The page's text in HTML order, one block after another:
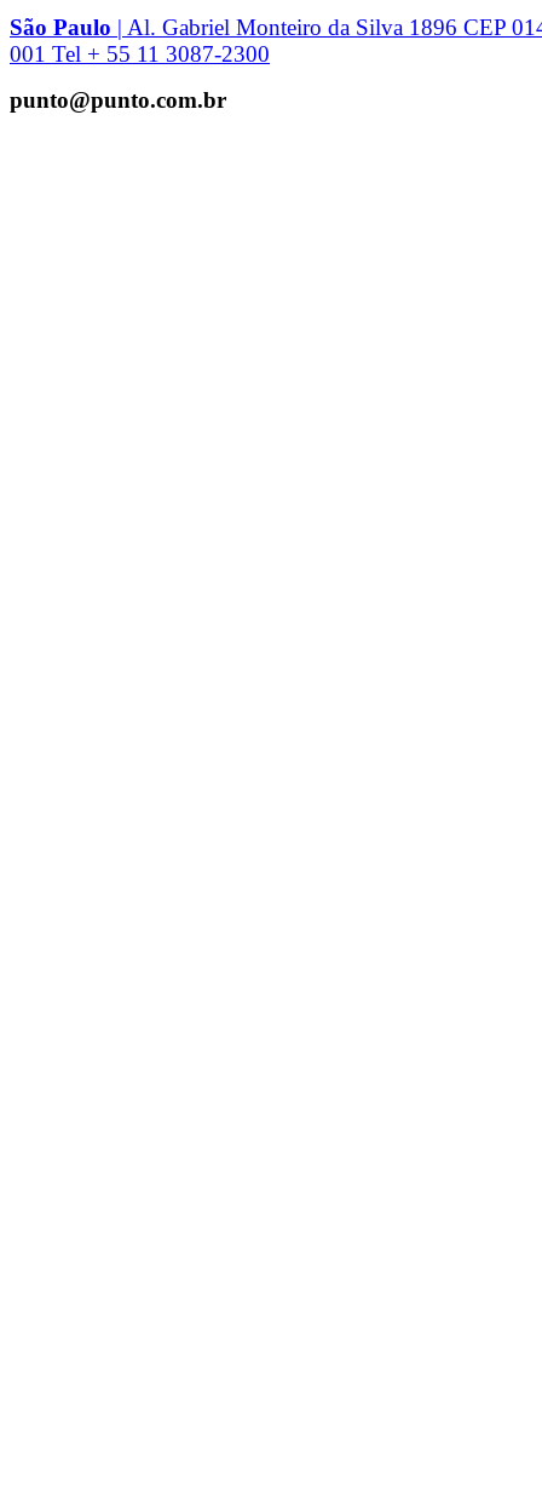
São Paulo | Al. Gabriel Monteiro da Silva 1896 CEP
001 Tel + 55 11 3087-2300
punto@punto.com.br